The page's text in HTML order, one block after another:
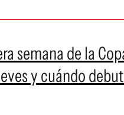
semana de la
y cuándo